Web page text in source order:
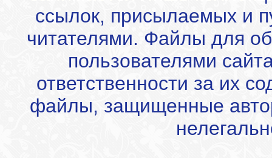
ссылок, присылаемых и
читателями. Файлы для
пользователями
ответственности за их
файлы, защищенные